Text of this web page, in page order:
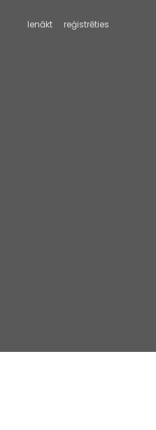
Ienākt reģistrēties